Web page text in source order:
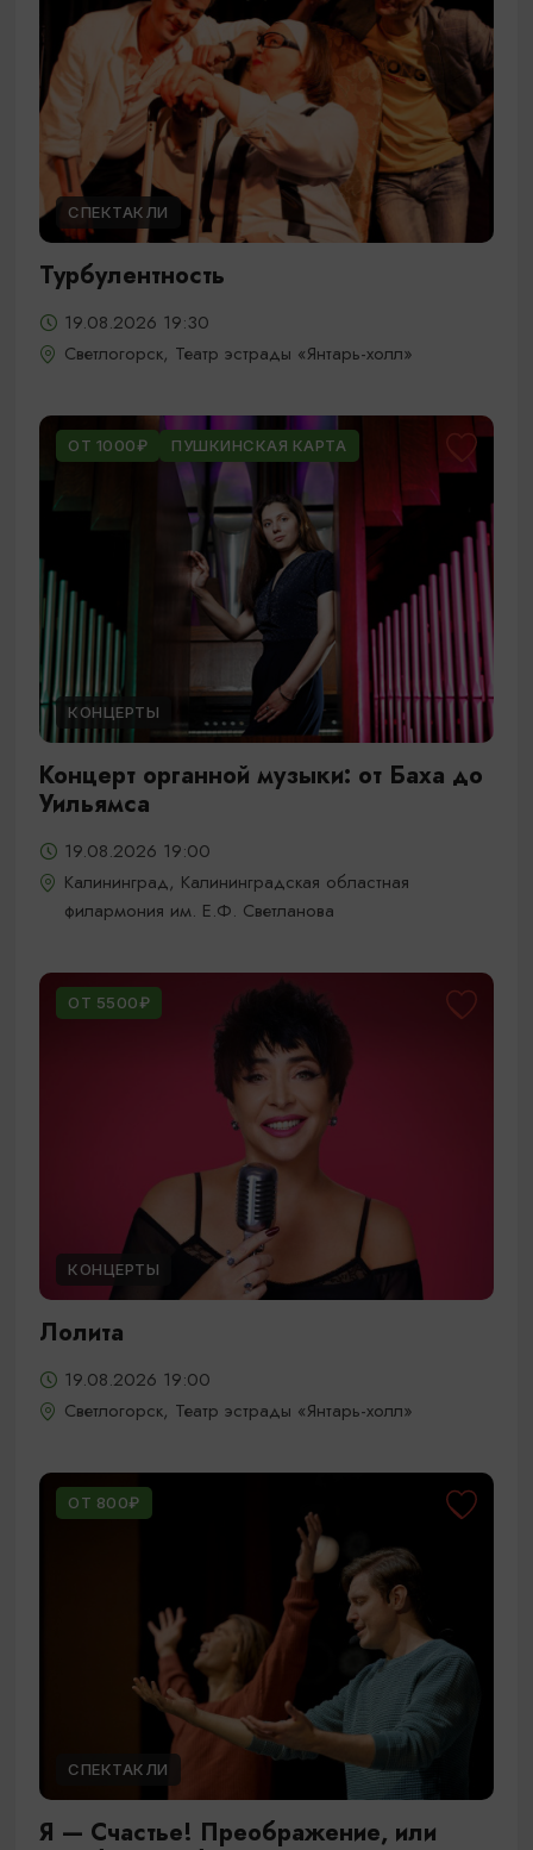
СПЕКТАКЛИ
Турбулентность
19.08.2026 19:30
Светлогорск, Театр эстрады «Янтарь-холл»
ОТ 1000₽ ПУШКИНСКАЯ КАРТА
КОНЦЕРТЫ
Концерт органной музыки: от Баха до
Уильямса
19.08.2026 19:00
Калининград, Калининградская областная
филармония им. Е.Ф. Светланова
ОТ 5500₽
КОНЦЕРТЫ
Лолита
19.08.2026 19:00
Светлогорск, Театр эстрады «Янтарь-холл»
ОТ 800₽
СПЕКТАКЛИ
Я — Счастье! Преображение, или